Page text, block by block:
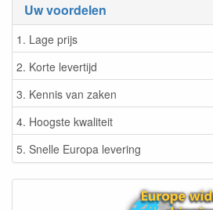
Uw voordelen
1. Lage prijs
2. Korte levertijd
3. Kennis van zaken
4. Hoogste kwaliteit
5. Snelle Europa levering